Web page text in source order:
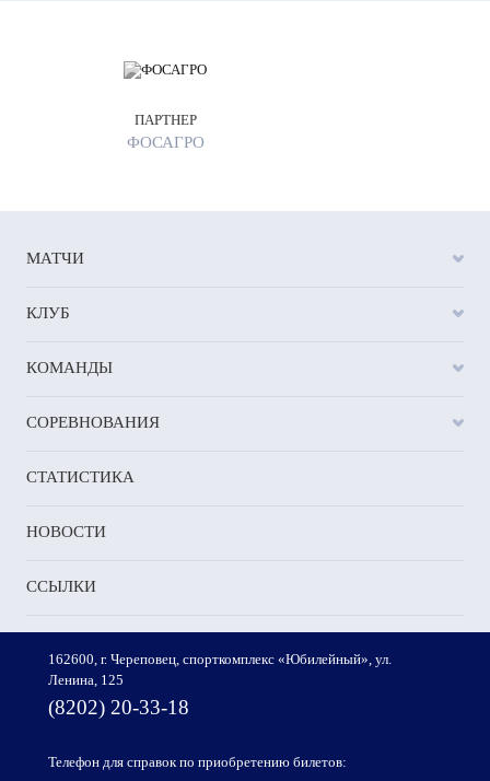
ПАРТНЕР
ФОСАГРО
МАТЧИ
КЛУБ
КОМАНДЫ
СОРЕВНОВАНИЯ
СТАТИСТИКА
НОВОСТИ
ССЫЛКИ
162600, г. Череповец, спорткомплекс «Юбилейный», ул.
Ленина, 125
(8202) 20-33-18
Телефон для справок по приобретению билетов: